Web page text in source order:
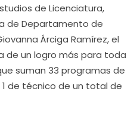
de Licenciatura,
de Departamento de
Árciga Ramírez, el
de un logro más para toda
suman 33 programas de
de técnico de un total de